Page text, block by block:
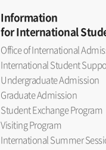
Information
for International
Office of International
International Student
Undergraduate Admission
Graduate Admission
Student Exchange Program
Visiting Program
International Summer